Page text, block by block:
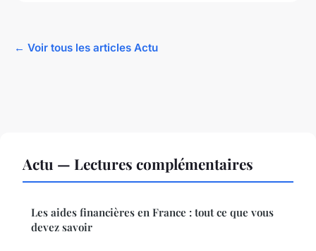
← Voir tous les articles Actu
Actu — Lectures complémentaires
Les aides financières en France : tout ce que vous
devez savoir